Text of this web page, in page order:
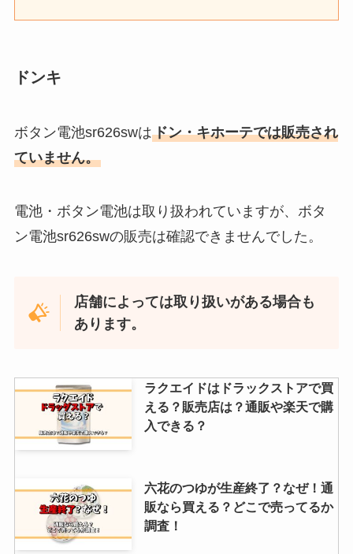
ドンキ
ボタン電池sr626swはドン・キホーテでは販売され
ていません。
電池・ボタン電池は取り扱われていますが、ボタ
ン電池sr626swの販売は確認できませんでした。
店舗によっては取り扱いがある場合も
あります。
ラクエイドはドラックストアで買
える？販売店は？通販や楽天で購
入できる？
六花のつゆが生産終了？なぜ！通
販なら買える？どこで売ってるか
調査！